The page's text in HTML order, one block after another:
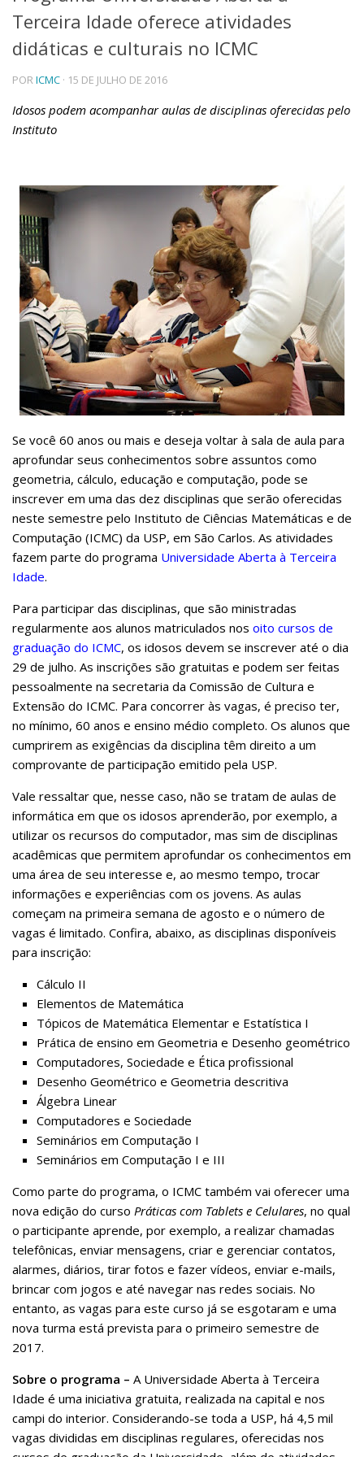
Telefones e Mapas
Pessoas
Ensino
Graduação
Educação a distância
Cursos de Extensão
Centros, Núcleos e Projetos em Rede
Pós-doutorado
Transferência de Tecnologia
Extensão à Comunidade
Projetos, Programas e Cursos
Artes, Cultura e Esportes
Museus e Espaços Interativos
Serviços
Bibliotecas
Apoio ao Estudante
RH, Administrativo e Financeiro
Outros serviços
Comunicação
Assessorias e Mídias
Aplicativos e Sites
Jornal da USP
Agenda de Eventos
Defesa de Teses
Terceira Idade oferece atividades
didáticas e culturais no ICMC
PORICMC · 15 DE JULHO DE 2016
Idosos podem acompanhar aulas de disciplinas oferecidas pelo
Instituto
Se você 60 anos ou mais e deseja voltar à sala de aula para
aprofundar seus conhecimentos sobre assuntos como
geometria, cálculo, educação e computação, pode se
inscrever em uma das dez disciplinas que serão oferecidas
neste semestre pelo Instituto de Ciências Matemáticas e de
Computação (ICMC) da USP, em São Carlos. As atividades
fazem parte do programa Universidade Aberta à Terceira
Idade.
Para participar das disciplinas, que são ministradas
regularmente aos alunos matriculados nos oito cursos de
graduação do ICMC, os idosos devem se inscrever até o dia
29 de julho. As inscrições são gratuitas e podem ser feitas
pessoalmente na secretaria da Comissão de Cultura e
Extensão do ICMC. Para concorrer às vagas, é preciso ter,
no mínimo, 60 anos e ensino médio completo. Os alunos que
cumprirem as exigências da disciplina têm direito a um
comprovante de participação emitido pela USP.
Vale ressaltar que, nesse caso, não se tratam de aulas de
informática em que os idosos aprenderão, por exemplo, a
utilizar os recursos do computador, mas sim de disciplinas
acadêmicas que permitem aprofundar os conhecimentos em
uma área de seu interesse e, ao mesmo tempo, trocar
informações e experiências com os jovens. As aulas
começam na primeira semana de agosto e o número de
vagas é limitado. Confira, abaixo, as disciplinas disponíveis
para inscrição:
Cálculo II
Elementos de Matemática
Tópicos de Matemática Elementar e Estatística I
Prática de ensino em Geometria e Desenho geométrico
Computadores, Sociedade e Ética profissional
Desenho Geométrico e Geometria descritiva
Álgebra Linear
Computadores e Sociedade
Seminários em Computação I
Seminários em Computação I e III
Como parte do programa, o ICMC também vai oferecer uma
nova edição do curso Práticas com Tablets e Celulares, no qual
o participante aprende, por exemplo, a realizar chamadas
telefônicas, enviar mensagens, criar e gerenciar contatos,
alarmes, diários, tirar fotos e fazer vídeos, enviar e-mails,
brincar com jogos e até navegar nas redes sociais. No
entanto, as vagas para este curso já se esgotaram e uma
nova turma está prevista para o primeiro semestre de
2017.
Sobre o programa – A Universidade Aberta à Terceira
Idade é uma iniciativa gratuita, realizada na capital e nos
campi do interior. Considerando-se toda a USP, há 4,5 mil
vagas divididas em disciplinas regulares, oferecidas nos